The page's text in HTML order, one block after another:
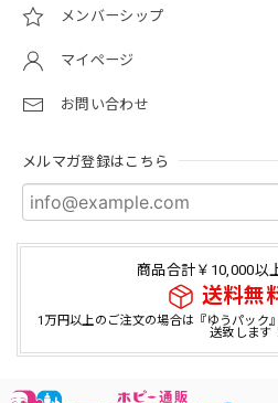
メンバーシップ
マイページ
お問い合わせ
メルマガ登録はこちら
商品合計￥10,000以
送料無
1万円以上のご注文の場合は『ゆうパック
送致します